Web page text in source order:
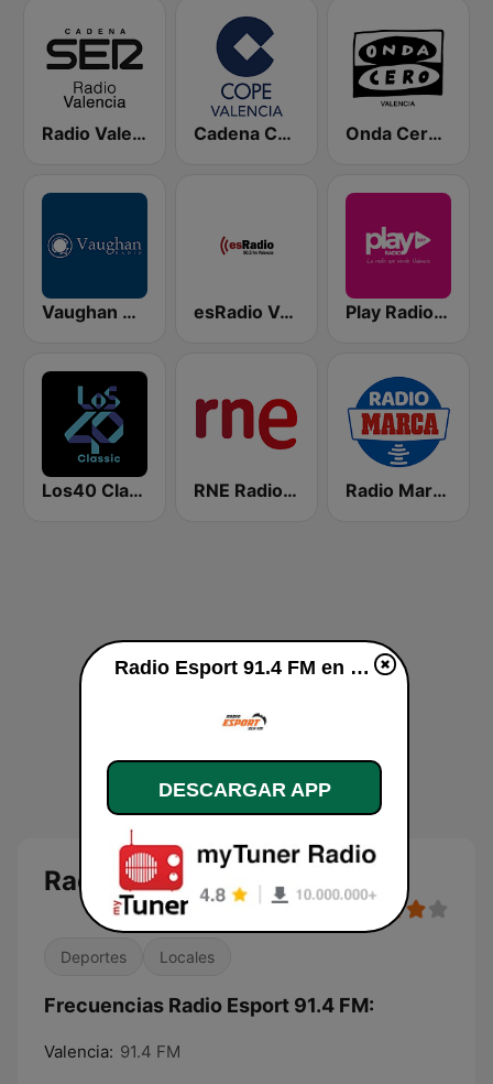
Radio Valencia SER Cadena COPE Valencia Onda Cero Valencia
Vaughan Radio esRadio Valencia Play Radio Valencia
Los40 Classic RNE Radio Nacional Radio Marca Nacional
Radio Esport 91.4 FM
Deportes Locales
Frecuencias Radio Esport 91.4 FM:
Valencia: 91.4 FM
Radio Esport 91.4 FM en vivo
DESCARGAR APP